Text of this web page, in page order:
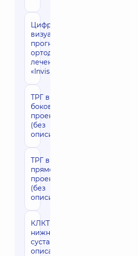
Цифровая
визуализация
прогноза
ортодонтического
лечения капами
«Invisalign»
ТРГ в
боковой
проекции
(без
описи)
ТРГ в
прямой
проекции
(без
описи)
КЛКТ височно-
нижнечелюстного
сустава (без
описания)